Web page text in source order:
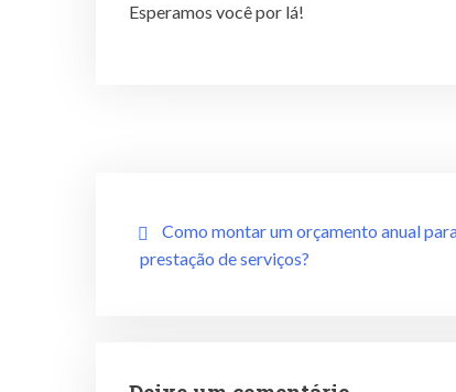
Esperamos você por lá!
Como montar um orçamento anual
prestação de serviços?